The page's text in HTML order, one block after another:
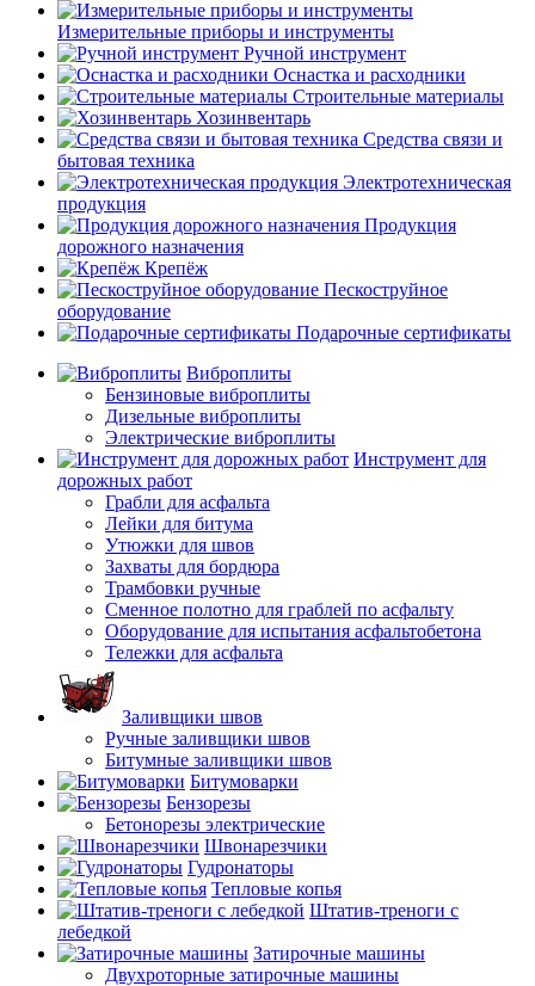
Измерительные приборы и инструменты
Ручной инструмент
Оснастка и расходники
Строительные материалы
Хозинвентарь
Средства связи и
бытовая техника
Электротехническая
продукция
Продукция
дорожного назначения
Крепёж
Пескоструйное
оборудование
Подарочные сертификаты
Виброплиты
Бензиновые виброплиты
Дизельные виброплиты
Электрические виброплиты
Инструмент для
дорожных работ
Грабли для асфальта
Лейки для битума
Утюжки для швов
Захваты для бордюра
Трамбовки ручные
Сменное полотно для граблей по асфальту
Оборудование для испытания асфальтобетона
Тележки для асфальта
Заливщики швов
Ручные заливщики швов
Битумные заливщики швов
Битумоварки
Бензорезы
Бетонорезы электрические
Швонарезчики
Гудронаторы
Тепловые копья
Штатив-треноги с
лебедкой
Затирочные машины
Двухроторные затирочные машины